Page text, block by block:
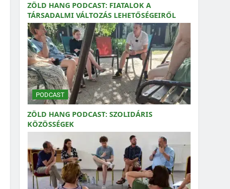
ZÖLD HANG PODCAST: FIATALOK A
TÁRSADALMI VÁLTOZÁS LEHETŐSÉGEIRŐL
PODCAST
ZÖLD HANG PODCAST: SZOLIDÁRIS
KÖZÖSSÉGEK